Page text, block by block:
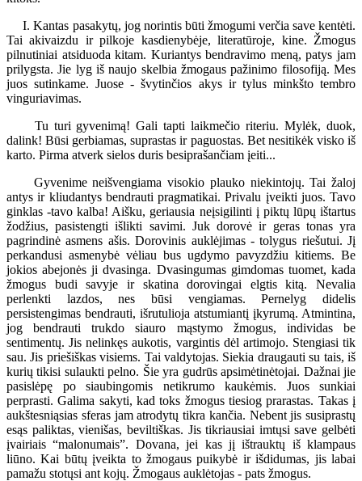
I. Kantas pasakytų, jog norintis būti žmogumi verčia save kentėti.
Tai akivaizdu ir pilkoje kasdienybėje, literatūroje, kine. Žmogus
pilnutiniai atsiduoda kitam. Kuriantys bendravimo meną, patys jam
prilygsta. Jie lyg iš naujo skelbia žmogaus pažinimo filosofiją. Mes
juos sutinkame. Juose - švytinčios akys ir tylus minkšto tembro
vinguriavimas.
Tu turi gyvenimą! Gali tapti laikmečio riteriu. Mylėk, duok,
dalink! Būsi gerbiamas, suprastas ir paguostas. Bet nesitikėk visko iš
karto. Pirma atverk sielos duris besiprašančiam įeiti...
Gyvenime neišvengiama visokio plauko niekintojų. Tai žaloj
antys ir kliudantys bendrauti pragmatikai. Privalu įveikti juos. Tavo
ginklas -tavo kalba! Aišku, geriausia neįsigilinti į piktų lūpų ištartus
žodžius, pasistengti išlikti savimi. Juk dorovė ir geras tonas yra
pagrindinė asmens ašis. Dorovinis auklėjimas - tolygus riešutui. Jį
perkandusi asmenybė vėliau bus ugdymo pavyzdžiu kitiems. Be
jokios abejonės ji dvasinga. Dvasingumas gimdomas tuomet, kada
žmogus budi savyje ir skatina dorovingai elgtis kitą. Nevalia
perlenkti lazdos, nes būsi vengiamas. Pernelyg didelis
persistengimas bendrauti, išrutulioja atstumiantį įkyrumą. Atmintina,
jog bendrauti trukdo siauro mąstymo žmogus, individas be
sentimentų. Jis nelinkęs aukotis, vargintis dėl artimojo. Stengiasi tik
sau. Jis priešiškas visiems. Tai valdytojas. Siekia draugauti su tais, iš
kurių tikisi sulaukti pelno. Šie yra gudrūs apsimėtinėtojai. Dažnai jie
pasislėpę po siaubingomis netikrumo kaukėmis. Juos sunkiai
perprasti. Galima sakyti, kad toks žmogus tiesiog prarastas. Takas į
aukštesniąsias sferas jam atrodytų tikra kančia. Nebent jis susiprastų
esąs paliktas, vienišas, beviltiškas. Jis tikriausiai imtųsi save gelbėti
įvairiais “malonumais”. Dovana, jei kas jį ištrauktų iš klampaus
liūno. Kai būtų įveikta to žmogaus puikybė ir išdidumas, jis labai
pamažu stotųsi ant kojų. Žmogaus auklėtojas - pats žmogus.